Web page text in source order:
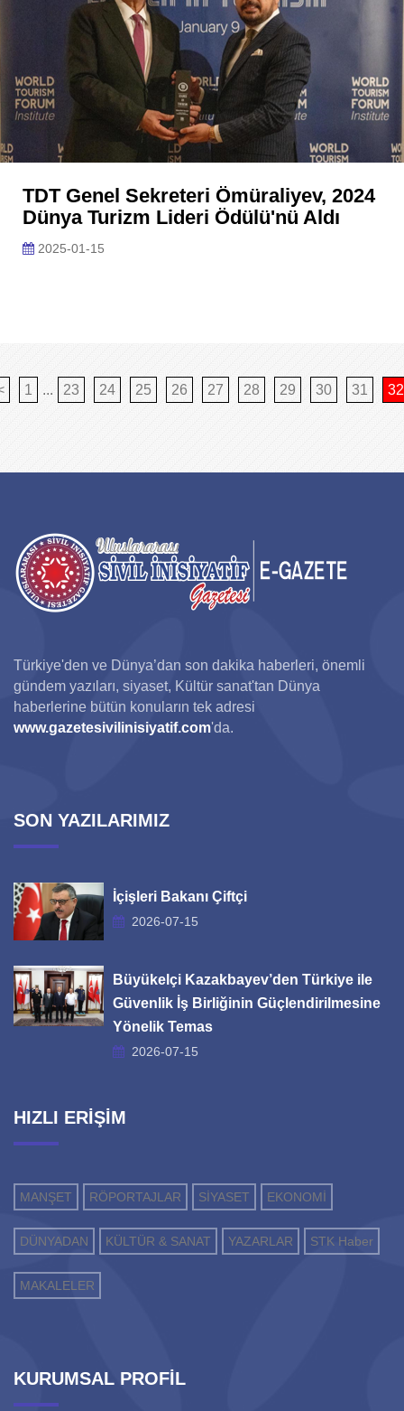
TDT Genel Sekreteri Ömüraliyev, 2024
Dünya Turizm Lideri Ödülü'nü Aldı
2025-01-15
1 ... 23 24 25 26 27 28 29 30 31 32
Türkiye'den ve Dünya’dan son dakika haberleri, önemli
gündem yazıları, siyaset, Kültür sanat'tan Dünya
haberlerine bütün konuların tek adresi
www.gazetesivilinisiyatif.com'da.
SON YAZILARIMIZ
İçişleri Bakanı Çiftçi
2026-07-15
Büyükelçi Kazakbayev’den Türkiye ile
Güvenlik İş Birliğinin Güçlendirilmesine
Yönelik Temas
2026-07-15
HIZLI ERİŞİM
MANŞET RÖPORTAJLAR SİYASET EKONOMİ
DÜNYADAN KÜLTÜR & SANAT YAZARLAR STK Haber
MAKALELER
KURUMSAL PROFİL